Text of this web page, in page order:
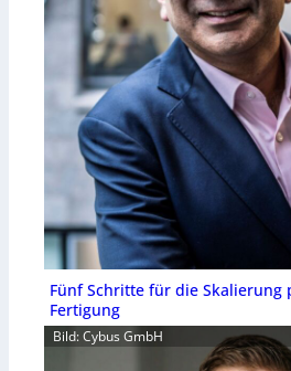
Fünf Schritte für die Skalierung
Fertigung
Bild: Cybus GmbH